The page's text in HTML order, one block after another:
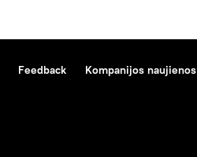
Feedback Kompanijos naujienos